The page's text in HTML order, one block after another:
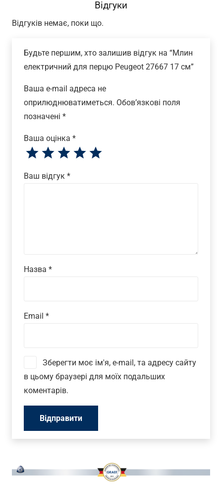
Відгуки
Відгуків немає, поки що.
Будьте першим, хто залишив відгук на “Млин
електричний для перцю Peugeot 27667 17 см”
Ваша e-mail адреса не
оприлюднюватиметься. Обов’язкові поля
позначені *
Ваша оцінка *
Ваш відгук *
Назва *
Email *
Зберегти моє ім'я, e-mail, та адресу сайту
в цьому браузері для моїх подальших
коментарів.